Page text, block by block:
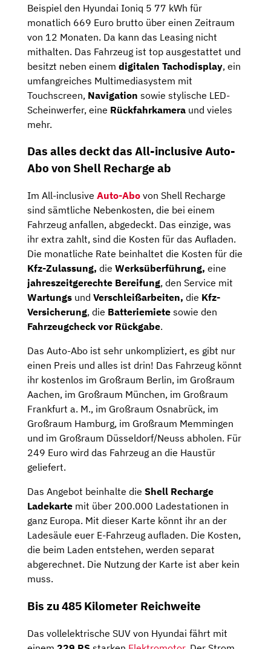
Beispiel den Hyundai Ioniq 5 77 kWh für
monatlich 669 Euro brutto über einen Zeitraum
von 12 Monaten. Da kann das Leasing nicht
mithalten. Das Fahrzeug ist top ausgestattet und
besitzt neben einem digitalen Tachodisplay, ein
umfangreiches Multimediasystem mit
Touchscreen, Navigation sowie stylische LED-
Scheinwerfer, eine Rückfahrkamera und vieles
mehr.
Das alles deckt das All-inclusive Auto-
Abo von Shell Recharge ab
Im All-inclusive Auto-Abo von Shell Recharge
sind sämtliche Nebenkosten, die bei einem
Fahrzeug anfallen, abgedeckt. Das einzige, was
ihr extra zahlt, sind die Kosten für das Aufladen.
Die monatliche Rate beinhaltet die Kosten für die
Kfz-Zulassung, die Werksüberführung, eine
jahreszeitgerechte Bereifung, den Service mit
Wartungs und Verschleißarbeiten, die Kfz-
Versicherung, die Batteriemiete sowie den
Fahrzeugcheck vor Rückgabe.
Das Auto-Abo ist sehr unkompliziert, es gibt nur
einen Preis und alles ist drin! Das Fahrzeug könnt
ihr kostenlos im Großraum Berlin, im Großraum
Aachen, im Großraum München, im Großraum
Frankfurt a. M., im Großraum Osnabrück, im
Großraum Hamburg, im Großraum Memmingen
und im Großraum Düsseldorf/Neuss abholen. Für
249 Euro wird das Fahrzeug an die Haustür
geliefert.
Das Angebot beinhalte die Shell Recharge
Ladekarte mit über 200.000 Ladestationen in
ganz Europa. Mit dieser Karte könnt ihr an der
Ladesäule euer E-Fahrzeug aufladen. Die Kosten,
die beim Laden entstehen, werden separat
abgerechnet. Die Nutzung der Karte ist aber kein
muss.
Bis zu 485 Kilometer Reichweite
Das vollelektrische SUV von Hyundai fährt mit